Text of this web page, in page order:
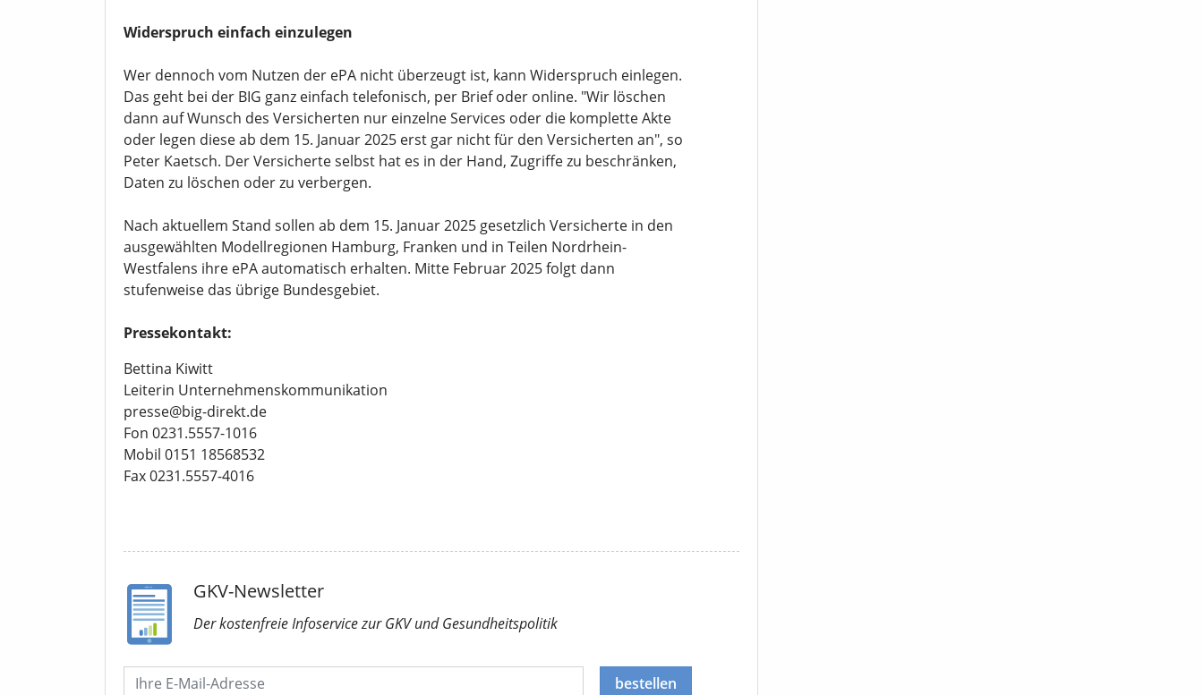
Widerspruch einfach einzulegen
Wer dennoch vom Nutzen der ePA nicht überzeugt ist, kann Widerspruch einlegen.
Das geht bei der BIG ganz einfach telefonisch, per Brief oder online. "Wir löschen
dann auf Wunsch des Versicherten nur einzelne Services oder die komplette Akte
oder legen diese ab dem 15. Januar 2025 erst gar nicht für den Versicherten an", so
Peter Kaetsch. Der Versicherte selbst hat es in der Hand, Zugriffe zu beschränken,
Daten zu löschen oder zu verbergen.
Nach aktuellem Stand sollen ab dem 15. Januar 2025 gesetzlich Versicherte in den
ausgewählten Modellregionen Hamburg, Franken und in Teilen Nordrhein-
Westfalens ihre ePA automatisch erhalten. Mitte Februar 2025 folgt dann
stufenweise das übrige Bundesgebiet.
Pressekontakt:
Bettina Kiwitt
Leiterin Unternehmenskommunikation
presse@big-direkt.de
Fon 0231.5557-1016
Mobil 0151 18568532
Fax 0231.5557-4016
GKV-Newsletter
Der kostenfreie Infoservicezur GKVund Gesundheitspolitik
bestellen